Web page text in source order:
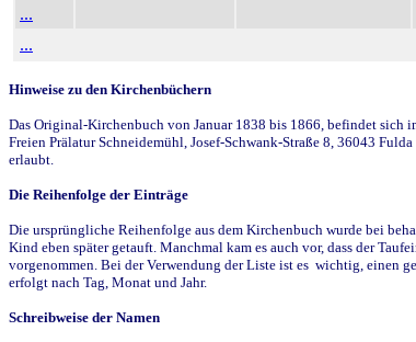
...
...
Hinweise zu den Kirchenbüchern
Das Original-Kirchenbuch von Januar 1838 bis 1866, befindet
Freien Prälatur Schneidemühl, Josef-Schwank-Straße 8, 36043
erlaubt.
Die Reihenfolge der Einträge
Die ursprüngliche Reihenfolge aus dem Kirchenbuch wurde bei
Kind eben später getauft. Manchmal kam es auch vor, dass der
vorgenommen. Bei der Verwendung der Liste ist es wichtig, einen
erfolgt nach Tag, Monat und Jahr.
Schreibweise der Namen